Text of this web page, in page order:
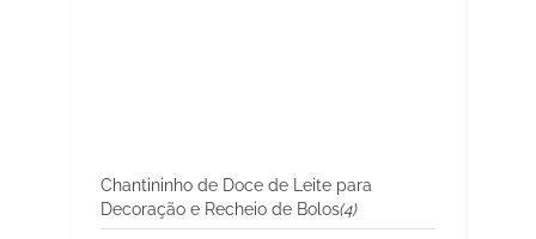
Chantininho de Doce de Leite para
Decoração e Recheio de Bolos(4)